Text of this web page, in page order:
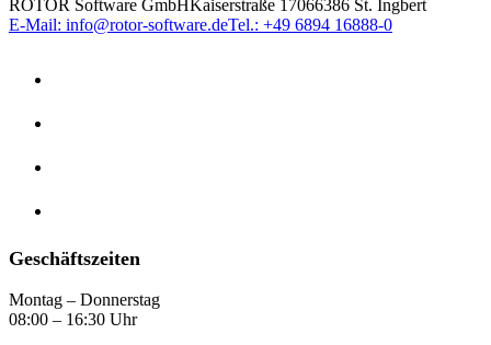
ROTOR Software GmbHKaiserstraße 17066386 St. Ingbert
E-Mail: info@rotor-software.deTel.: +49 6894 16888-0
Geschäftszeiten
Montag – Donnerstag
08:00 – 16:30 Uhr